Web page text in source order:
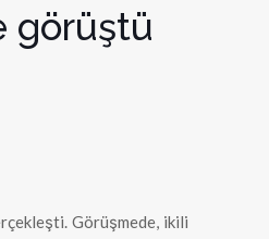
görüştü
Görüşmede, ikili